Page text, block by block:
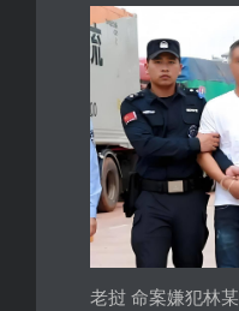
老挝 命案嫌犯林